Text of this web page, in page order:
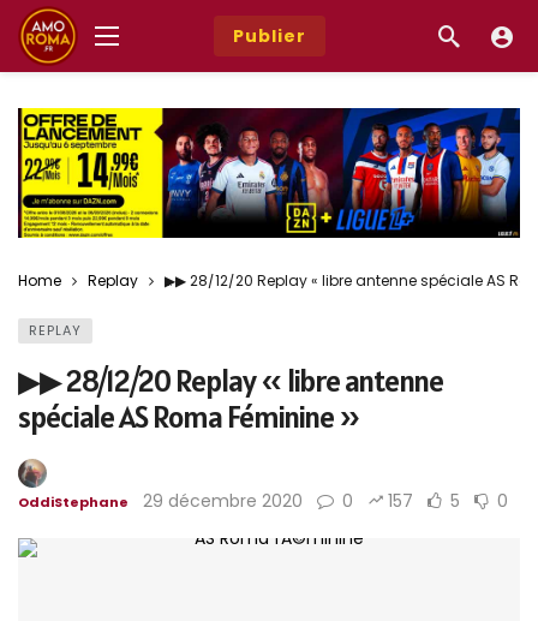
Publier
Home Replay ▶︎▶︎ 28/12/20 Replay « libre antenne spéciale AS
REPLAY
▶︎▶︎ 28/12/20 Replay « libre antenne
spéciale AS Roma Féminine »
OddiStephane 29 décembre 2020 0 157 5 0